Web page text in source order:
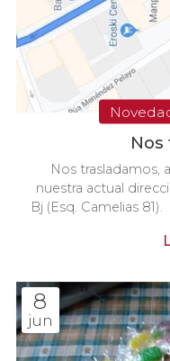
Nos
Nos trasladamos,
nuestra actual
Bj (Esq. Camelias
8
jun